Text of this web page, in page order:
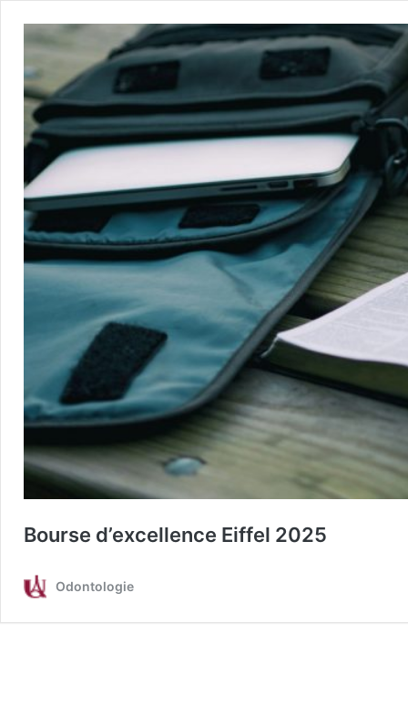
Bourse d’excellence Eiffel 2025
Odontologie